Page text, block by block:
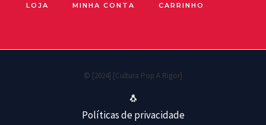
LOJA MINHA CONTA CARRINHO
© [2024] [Cultura Pop A Rigor]
🐧
Políticas de privacidade